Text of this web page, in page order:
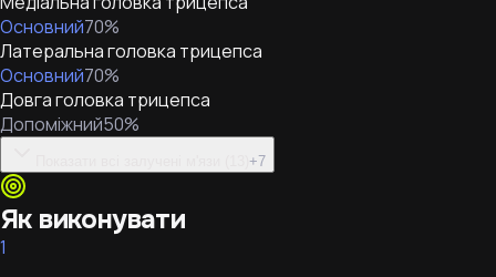
Основний70%
Латеральна головка трицепса
Основний70%
Довга головка трицепса
Допоміжний50%
+7
Як виконувати
1